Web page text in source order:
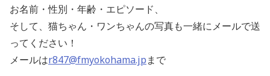
お名前・性別・年齢・エピソード、
そして、猫ちゃん・ワンちゃんの写真も一緒にメールで送
ってください！
メールはr847@fmyokohama.jpまで